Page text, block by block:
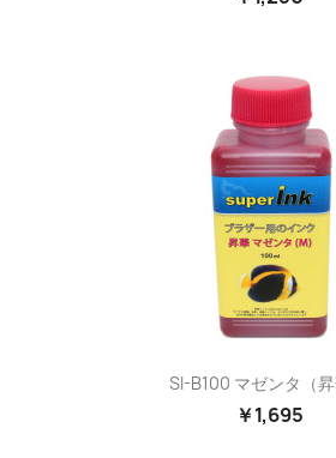
SI-B100 マゼンタ（昇
￥1,695